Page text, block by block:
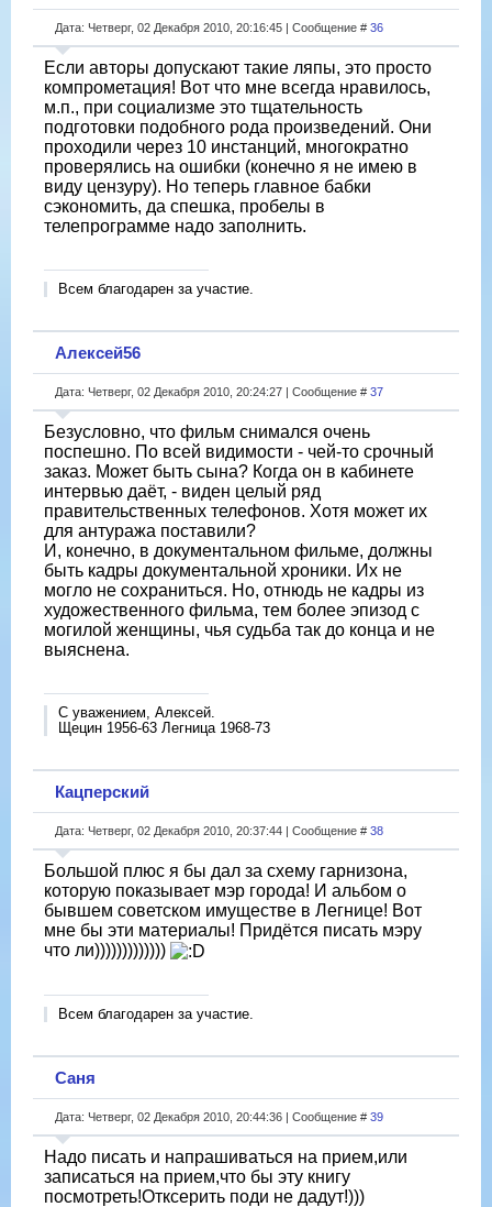
Дата: Четверг, 02 Декабря 2010, 20:16:45 | Сообщение # 36
Если авторы допускают такие ляпы, это просто
компрометация! Вот что мне всегда нравилось,
м.п., при социализме это тщательность
подготовки подобного рода произведений. Они
проходили через 10 инстанций, многократно
проверялись на ошибки (конечно я не имею в
виду цензуру). Но теперь главное бабки
сэкономить, да спешка, пробелы в
телепрограмме надо заполнить.
Всем благодарен за участие.
Алексей56
Дата: Четверг, 02 Декабря 2010, 20:24:27 | Сообщение # 37
Безусловно, что фильм снимался очень
поспешно. По всей видимости - чей-то срочный
заказ. Может быть сына? Когда он в кабинете
интервью даёт, - виден целый ряд
правительственных телефонов. Хотя может их
для антуража поставили?
И, конечно, в документальном фильме, должны
быть кадры документальной хроники. Их не
могло не сохраниться. Но, отнюдь не кадры из
художественного фильма, тем более эпизод с
могилой женщины, чья судьба так до конца и не
выяснена.
С уважением, Алексей.
Щецин 1956-63 Легница 1968-73
Кацперский
Дата: Четверг, 02 Декабря 2010, 20:37:44 | Сообщение # 38
Большой плюс я бы дал за схему гарнизона,
которую показывает мэр города! И альбом о
бывшем советском имуществе в Легнице! Вот
мне бы эти материалы! Придётся писать мэру
что ли)))))))))))))
Всем благодарен за участие.
Саня
Дата: Четверг, 02 Декабря 2010, 20:44:36 | Сообщение # 39
Надо писать и напрашиваться на прием,или
записаться на прием,что бы эту книгу
посмотреть!Отксерить поди не дадут!)))